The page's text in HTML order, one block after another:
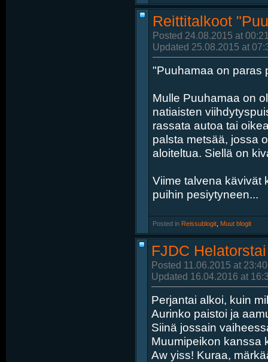
Reittitalkoot
Posted 24.08.2015 at
Updated 25.08.2015 at
"Puuhamaa on paras
Mulle Puuhamaa on
natiaisten
rassata autoa tai
palsta metsää, jossa
aloiteltua. Siellä on
Viime talvena kävivät
puihin pesiytyneen...
Posted in Reissublogit Muut blogit
FJDC
Posted 11.06.2015 at
Updated 16.04.2016 at
Perjantai alkoi, kuin
Aurinko paistoi ja
Siinä jossain
Muumipeikon kanssa
Aw yiss! Kuraa,